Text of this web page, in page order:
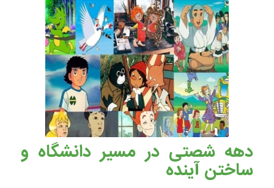
دهه شصتی در مسیر دانشگاه و
ساختن آینده